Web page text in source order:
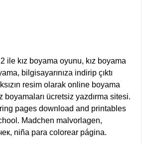
ile kız boyama oyunu, kız boyama
bilgisayarınıza indirip çıktı
resim olarak online boyama
boyamaları ücretsiz yazdırma sitesi.
pages download and printables
Madchen malvorlagen,
niña para colorear página.